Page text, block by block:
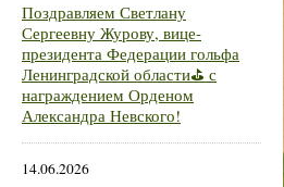
Поздравляем Светлану
Сергеевну Журову, вице-
президента Федерации гольфа
Ленинградской области⛳ с
награждением Орденом
Александра Невского!
14.06.2026